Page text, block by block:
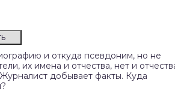
и откуда псевдоним, но не
их имена и отчества, нет и
добывает факты. Куда